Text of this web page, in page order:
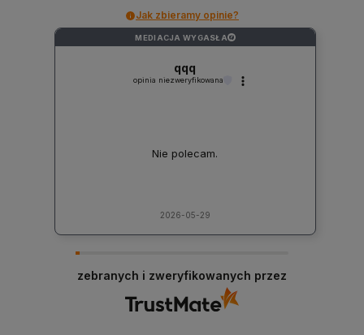
Jak zbieramy opinie?
MEDIACJA WYGASŁA ?
qqq
opinia niezweryfikowana
Nie polecam.
2026-05-29
zebranych i zweryfikowanych przez